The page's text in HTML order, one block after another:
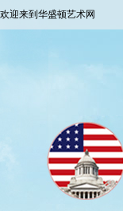
欢迎来到华盛顿艺术网